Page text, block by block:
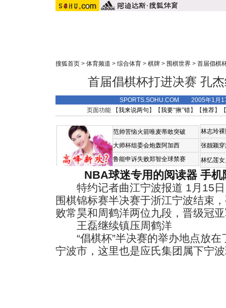
搜狐首页 > 体育频道 > 综合体育 > 棋牌 > 围棋世界 > 首届倡棋
首届倡棋杯打进决赛 孔
SPORTS.SOHU.COM 2005年1月
页面功能 【我来说两句 】【我要“揪”错】【推荐】
范帅苦恼火箭唯麦蒂敢突破
大师杯组委会炮轰阿加西
鲁能申诉失败郑智全球禁赛
林志玲
张靓颖
林忆莲
NBA球迷专用的阅读器 手机
特约记者曲江宁波报道 1月15日
围棋锦标赛半决赛于浙江宁波结束
败常昊和周鹤洋两位九段，晋级冠
王磊继续镇压周鹤洋
“倡棋杯”半决赛的举办地点放在
宁波市，这里也是应氏集团属下宁